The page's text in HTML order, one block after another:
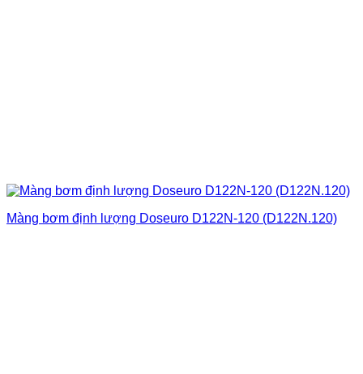
Màng bơm định lượng Doseuro D122N-120 (D122N.120)